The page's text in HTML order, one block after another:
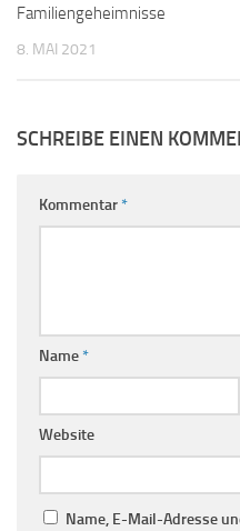
Familiengeheimnisse
8. MAI 2021
SCHREIBE EINEN
Kommentar*
Name*
Website
Name, E-Mail-Adresse